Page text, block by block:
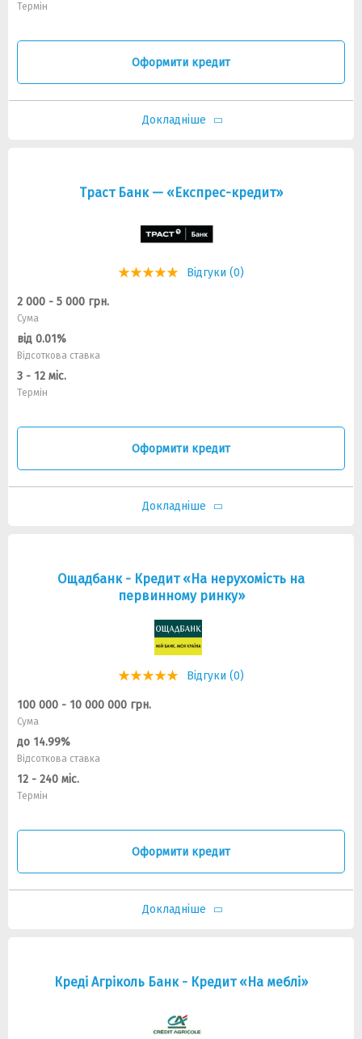
Термін
Оформити кредит
Докладніше
Траст Банк — «Експрес-кредит»
Відгуки (0)
2 000 - 5 000 грн.
Сума
від 0.01%
Відсоткова ставка
3 - 12 міс.
Термін
Оформити кредит
Докладніше
Ощадбанк - Кредит «На нерухомість на
первинному ринку»
Відгуки (0)
100 000 - 10 000 000 грн.
Сума
до 14.99%
Відсоткова ставка
12 - 240 міс.
Термін
Оформити кредит
Докладніше
Креді Агріколь Банк - Кредит «На меблі»